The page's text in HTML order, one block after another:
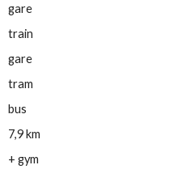
gare
train
gare
tram
bus
7,9 km
+ gym